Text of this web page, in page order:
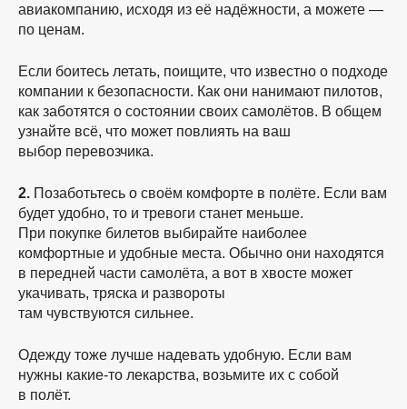
авиакомпанию, исходя из её надёжности, а можете —
по ценам.
Если боитесь летать, поищите, что известно о подходе
компании к безопасности. Как они нанимают пилотов,
как заботятся о состоянии своих самолётов. В общем
узнайте всё, что может повлиять на ваш
выбор перевозчика.
2. Позаботьтесь о своём комфорте в полёте. Если вам
будет удобно, то и тревоги станет меньше.
При покупке билетов выбирайте наиболее
комфортные и удобные места. Обычно они находятся
в передней части самолёта, а вот в хвосте может
укачивать, тряска и развороты
там чувствуются сильнее.
Одежду тоже лучше надевать удобную. Если вам
нужны какие-то лекарства, возьмите их с собой
в полёт.